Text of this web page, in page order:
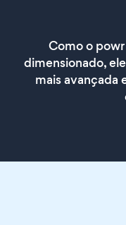
Como o
dimensionado,
mais avançada